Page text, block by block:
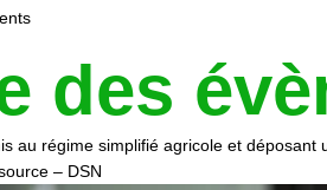
des
au régime simplifié agricole et déposant
– DSN